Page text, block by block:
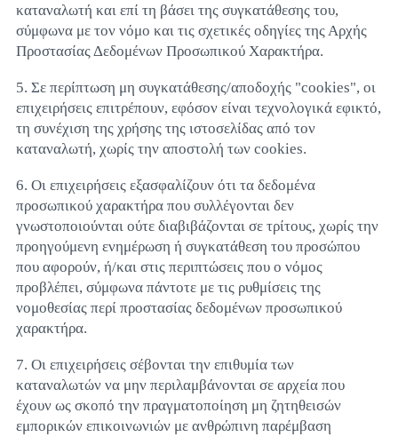
καταναλωτή και επί τη βάσει της συγκατάθεσης του,
σύμφωνα με τον νόμο και τις σχετικές οδηγίες της Αρχής
Προστασίας Δεδομένων Προσωπικού Χαρακτήρα.
5. Σε περίπτωση μη συγκατάθεσης/αποδοχής "cookies", οι
επιχειρήσεις επιτρέπουν, εφόσον είναι τεχνολογικά εφικτό,
τη συνέχιση της χρήσης της ιστοσελίδας από τον
καταναλωτή, χωρίς την αποστολή των cookies.
6. Οι επιχειρήσεις εξασφαλίζουν ότι τα δεδομένα
προσωπικού χαρακτήρα που συλλέγονται δεν
γνωστοποιούνται ούτε διαβιβάζονται σε τρίτους, χωρίς την
προηγούμενη ενημέρωση ή συγκατάθεση του προσώπου
που αφορούν, ή/και στις περιπτώσεις που ο νόμος
προβλέπει, σύμφωνα πάντοτε με τις ρυθμίσεις της
νομοθεσίας περί προστασίας δεδομένων προσωπικού
χαρακτήρα.
7. Οι επιχειρήσεις σέβονται την επιθυμία των
καταναλωτών να μην περιλαμβάνονται σε αρχεία που
έχουν ως σκοπό την πραγματοποίηση μη ζητηθεισών
εμπορικών επικοινωνιών με ανθρώπινη παρέμβαση